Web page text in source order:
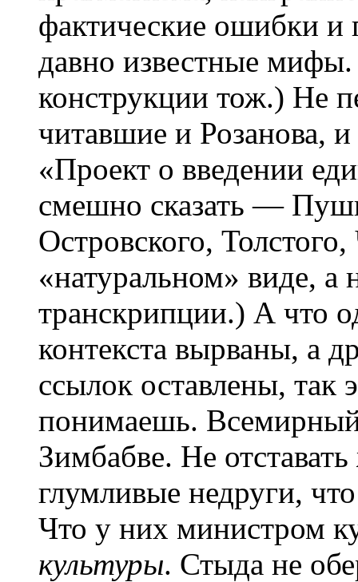
фактические ошибки и
давно известные
конструкции тож.) Не
читавшие и Розанова,
«Проект о введении
смешно сказать —
Островского,
«натуральном» виде, а
транскрипции.) А что
контекста вырваны, а
ссылок оставлены, так
понимаешь.
Зимбабве. Не
глумливые недруги,
Что у них министром
культуры. Стыда не